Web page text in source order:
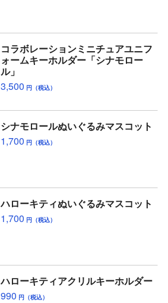
コラボレーションミニチュアユニフ
ォームキーホルダー「シナモロー
ル」
3,500 円（税込）
シナモロールぬいぐるみマスコット
1,700 円（税込）
ハローキティぬいぐるみマスコット
1,700 円（税込）
ハローキティアクリルキーホルダー
990 円（税込）